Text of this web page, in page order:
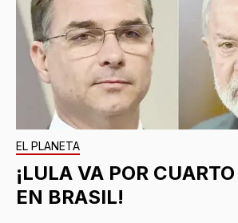
EL PLANETA
¡LULA VA POR
EN BRASIL!